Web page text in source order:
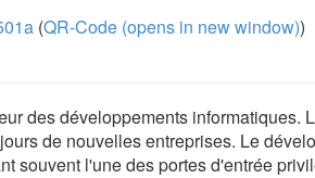
(QR-Code (opens in new window))
des développements informatiques.
de nouvelles entreprises. Le
souvent l'une des portes d'entrée